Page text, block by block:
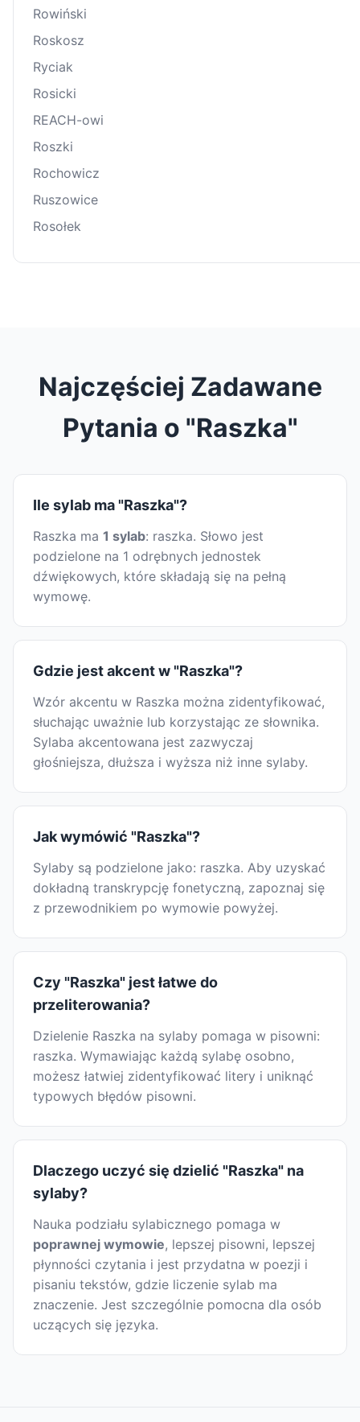
Rowiński
Roskosz
Ryciak
Rosicki
REACH-owi
Roszki
Rochowicz
Ruszowice
Rosołek
Najczęściej Zadawane
Pytania o "Raszka"
Ile sylab ma "Raszka"?
Raszka ma 1 sylab: raszka. Słowo jest
podzielone na 1 odrębnych jednostek
dźwiękowych, które składają się na pełną
wymowę.
Gdzie jest akcent w "Raszka"?
Wzór akcentu w Raszka można zidentyfikować,
słuchając uważnie lub korzystając ze słownika.
Sylaba akcentowana jest zazwyczaj
głośniejsza, dłuższa i wyższa niż inne sylaby.
Jak wymówić "Raszka"?
Sylaby są podzielone jako: raszka. Aby uzyskać
dokładną transkrypcję fonetyczną, zapoznaj się
z przewodnikiem po wymowie powyżej.
Czy "Raszka" jest łatwe do
przeliterowania?
Dzielenie Raszka na sylaby pomaga w pisowni:
raszka. Wymawiając każdą sylabę osobno,
możesz łatwiej zidentyfikować litery i uniknąć
typowych błędów pisowni.
Dlaczego uczyć się dzielić "Raszka" na
sylaby?
Nauka podziału sylabicznego pomaga w
poprawnej wymowie, lepszej pisowni, lepszej
płynności czytania i jest przydatna w poezji i
pisaniu tekstów, gdzie liczenie sylab ma
znaczenie. Jest szczególnie pomocna dla osób
uczących się języka.